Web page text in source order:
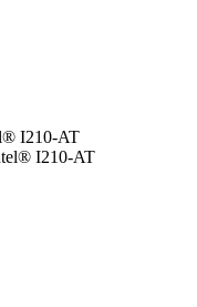
I210-AT
I210-AT